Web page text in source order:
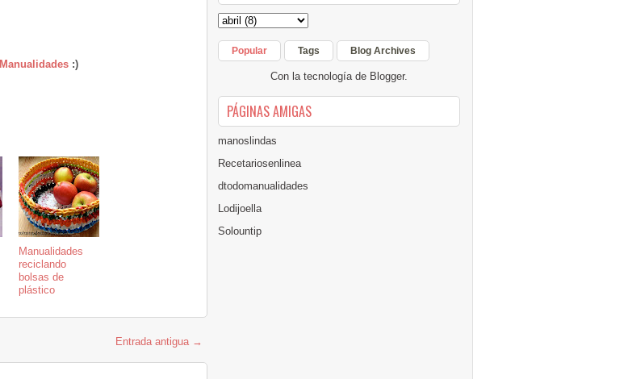
Manualidades :)
Manualidades
reciclando
bolsas de
plástico
Entrada antigua →
Popular Tags Blog Archives
Con la tecnología de Blogger.
PÁGINAS AMIGAS
manoslindas
Recetariosenlinea
dtodomanualidades
Lodijoella
Solountip